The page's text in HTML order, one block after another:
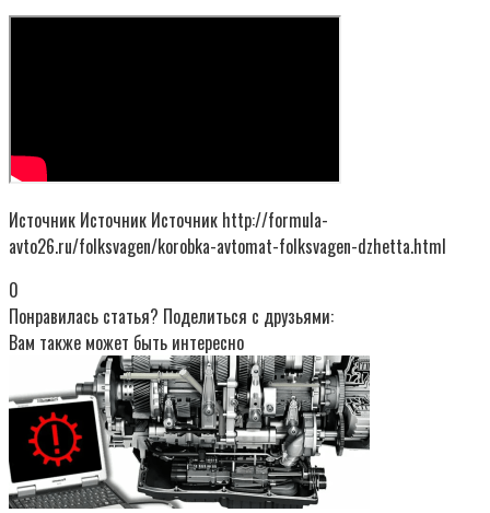
Источник Источник Источник http://formula-
avto26.ru/folksvagen/korobka-avtomat-folksvagen-dzhetta.html
0
Понравилась статья? Поделиться с друзьями:
Вам также может быть интересно